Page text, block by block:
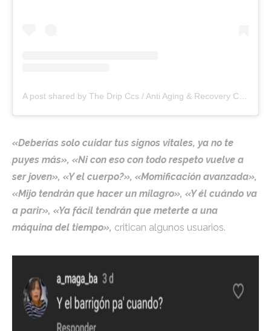
«Deberías solo cuidar tus signos vitales, ya no te
puyes más», «Ni con eso con todo respeto vuelve a
ser joven», «Y el cuerpo?», «Momificación avanzada»,
«Mijo tendrán que hacer un milagro», «Y él cuándo va
a parir», «Ya fácil tendrán que meterte a una
máquina del tiempo», critican algunos usuarios.